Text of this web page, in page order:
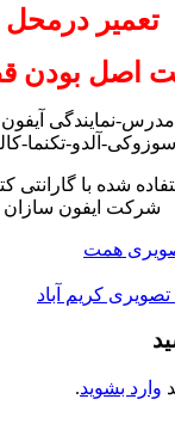
تعمیر درمحل
اصل بودن
نمایندگی
آلدو-تکنما-
شده با گارانتی
شرکت ایفون سازان
همت
تصویری کریم آباد
وارد بشوید.